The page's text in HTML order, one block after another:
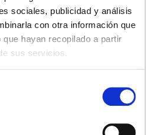
sociales, publicidad y análisis
con otra información que
hayan recopilado a partir
sus servicios.
UNIDADES)